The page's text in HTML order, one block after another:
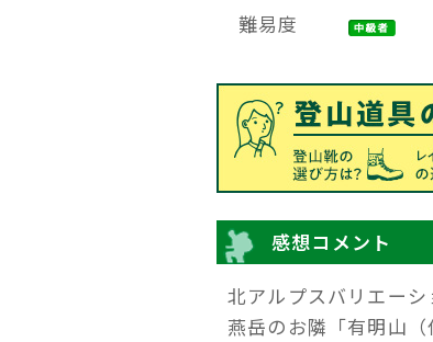
難易度
感想コメント
北アルプスバリエー
燕岳のお隣「有明山（